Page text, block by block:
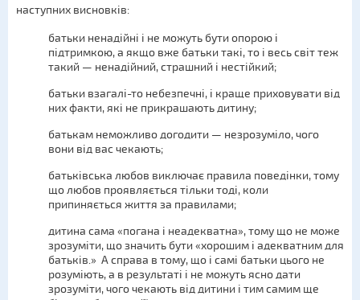
наступних висновків:
батьки ненадійні і не можуть бути опорою і
підтримкою, а якщо вже батьки такі, то і весь світ теж
такий — ненадійний, страшний і нестійкий;
батьки взагалі-то небезпечні, і краще приховувати від
них факти, які не прикрашають дитину;
батькам неможливо догодити — незрозуміло, чого
вони від вас чекають;
батьківська любов виключає правила поведінки, тому
що любов проявляється тільки тоді, коли
припиняється життя за правилами;
дитина сама «погана і неадекватна», тому що не може
зрозуміти, що значить бути «хорошим і адекватним для
батьків.» А справа в тому, що і самі батьки цього не
розуміють, а в результаті і не можуть ясно дати
зрозуміти, чого чекають від дитини і тим самим ще